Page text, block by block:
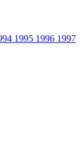
1995 1996 1997